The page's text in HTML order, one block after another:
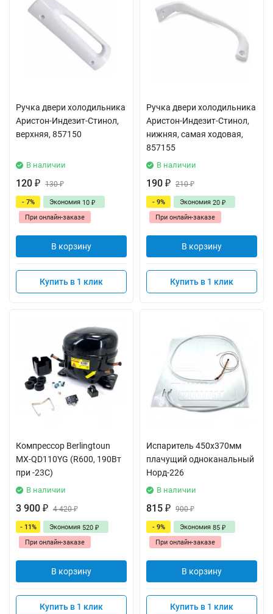
Ручка двери холодильника
Аристон-Индезит-Стинол,
верхняя, 857150
В наличии
120 ₽ 130₽
- 7% Экономия 10 ₽
При онлайн-заказе
В корзину
Купить в 1 клик
Ручка двери холодильника
Аристон-Индезит-Стинол,
нижняя, самая ходовая,
857155
В наличии
190 ₽ 210₽
- 9% Экономия 20 ₽
При онлайн-заказе
В корзину
Купить в 1 клик
Компрессор Berlingtoun
MX-QD110YG (R600, 190Вт
при -23С)
В наличии
3 900 ₽ 4 420₽
- 11% Экономия 520 ₽
При онлайн-заказе
В корзину
Купить в 1 клик
Испаритель 450x370мм
плачущий одноканальный
Норд-226
В наличии
815 ₽ 900₽
- 9% Экономия 85 ₽
При онлайн-заказе
В корзину
Купить в 1 клик